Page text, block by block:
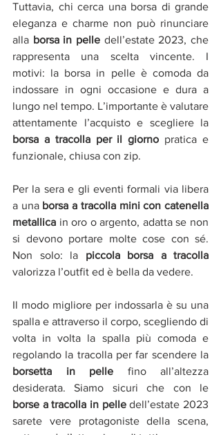
Tuttavia, chi cerca una borsa di grande
eleganza e charme non può rinunciare
alla borsa in pelle dell’estate 2023, che
rappresenta una scelta vincente. I
motivi: la borsa in pelle è comoda da
indossare in ogni occasione e dura a
lungo nel tempo. L’importante è valutare
borsa a tracolla per il giorno pratica e
funzionale, chiusa con zip.
Per la sera e gli eventi formali via libera
a una borsa a tracolla mini con catenella
metallica in oro o argento, adatta se non
si devono portare molte cose con sé.
Non solo: la
valorizza l’outfit ed è bella da vedere.
Il modo migliore per indossarla è su una
spalla e attraverso il corpo, scegliendo di
volta in volta la spalla più comoda e
borsetta in pelle fino all’altezza
borse a tracolla in pelle dell’estate 2023
sarete vere protagoniste della scena,